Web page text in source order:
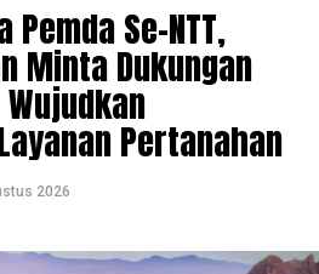
Se-NTT,
Minta Dukungan
Pertanahan
2026